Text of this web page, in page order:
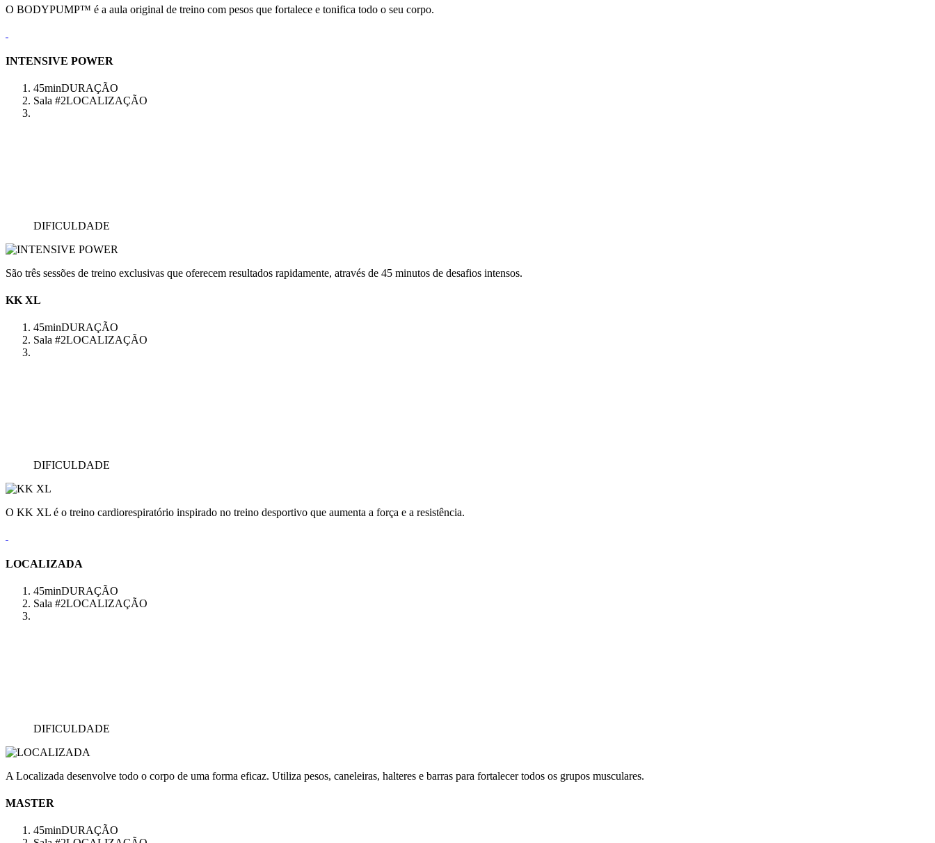
O BODYPUMP™ é a aula original de treino com pesos que fortalece e tonifica todo o seu corpo.
INTENSIVE POWER
45minDURAÇÃO
Sala #2LOCALIZAÇÃO
DIFICULDADE
São três sessões de treino exclusivas que oferecem resultados rapidamente, através de 45 minutos de desafios intensos.
KK XL
45minDURAÇÃO
Sala #2LOCALIZAÇÃO
DIFICULDADE
O KK XL é o treino cardiorespiratório inspirado no treino desportivo que aumenta a força e a resistência.
LOCALIZADA
45minDURAÇÃO
Sala #2LOCALIZAÇÃO
DIFICULDADE
A Localizada desenvolve todo o corpo de uma forma eficaz. Utiliza pesos, caneleiras, halteres e barras para fortalecer todos os grupos musculares.
MASTER
45minDURAÇÃO